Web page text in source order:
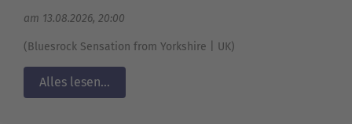
am 13.08.2026, 20:00
(Bluesrock Sensation from Yorkshire | UK)
Alles lesen...